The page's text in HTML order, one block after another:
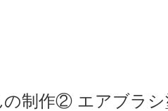
の制作② エアブラ